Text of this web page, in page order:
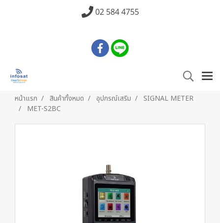
02 584 4755
หน้าแรก สินค้าทั้งหมด อุปกรณ์เสริม
SIGNAL METER
MET-S2BC